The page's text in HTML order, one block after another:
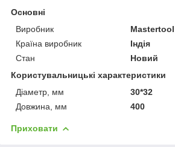
Основні
Виробник
Mastertool
Країна виробник
Індія
Стан
Новий
Користувальницькі характеристики
Діаметр, мм
30*32
Довжина, мм
400
Приховати